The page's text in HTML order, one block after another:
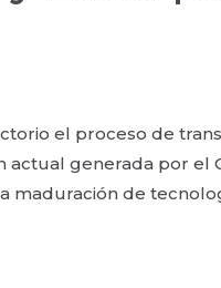
el proceso de
generada por el
de